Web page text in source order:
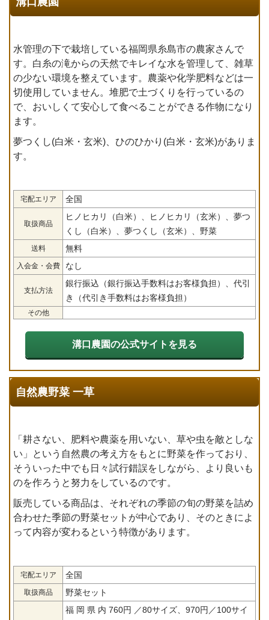
水管理の下で栽培している福岡県糸島市の農家さんで
す。白糸の滝からの天然でキレイな水を管理して、雑草
の少ない環境を整えています。農薬や化学肥料などは一
切使用していません。堆肥で土づくりを行っているの
で、おいしくて安心して食べることができる作物になり
ます。
夢つくし(白米・玄米)、ひのひかり(白米・玄米)がありま
す。
宅配エリア 全国
取扱商品
ヒノヒカリ（白米）、ヒノヒカリ（玄米）、夢つ
くし（白米）、夢つくし（玄米）、野菜
送料 無料
入会金・会費 なし
支払方法
銀行振込（銀行振込手数料はお客様負担）、代引
き（代引き手数料はお客様負担）
その他
溝口農園の公式サイトを見る
自然農野菜 一草
「耕さない、肥料や農薬を用いない、草や虫を敵としな
い」という自然農の考え方をもとに野菜を作っており、
そういった中でも日々試行錯誤をしながら、より良いも
のを作ろうと努力をしているのです。
販売している商品は、それぞれの季節の旬の野菜を詰め
合わせた季節の野菜セットが中心であり、そのときによ
って内容が変わるという特徴があります。
宅配エリア 全国
取扱商品 野菜セット
福 岡 県 内 760円 ／80サイズ、970円／100サイ